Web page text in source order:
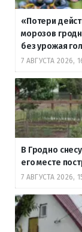
«Потери
морозов
без урожая
7 АВГУСТА 2026,
В Гродно
его месте
7 АВГУСТА 2026,